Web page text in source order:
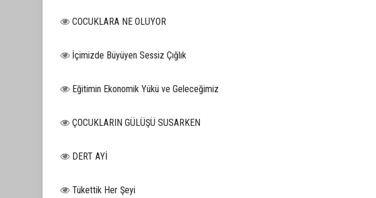
COCUKLARA NE OLUYOR
İçimizde Büyüyen Sessiz Çığlık
Eğitimin Ekonomik Yükü ve Geleceğimiz
ÇOCUKLARIN GÜLÜŞÜ SUSARKEN
DERT AYİ
Tükettik Her Şeyi